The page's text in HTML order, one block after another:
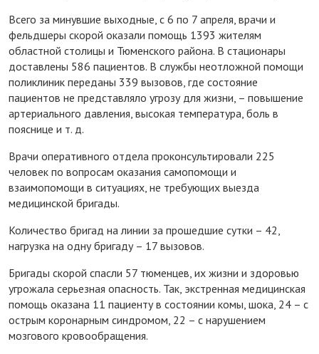
Всего за минувшие выходные, с 6 по 7 апреля, врачи и
фельдшеры скорой оказали помощь 1393 жителям
областной столицы и Тюменского района. В стационары
доставлены 586 пациентов. В службы неотложной помощи
поликлиник переданы 339 вызовов, где состояние
пациентов не представляло угрозу для жизни, – повышение
артериального давления, высокая температура, боль в
пояснице и т. д.
Врачи оперативного отдела проконсультировали 225
человек по вопросам оказания самопомощи и
взаимопомощи в ситуациях, не требующих выезда
медицинской бригады.
Количество бригад на линии за прошедшие сутки – 42,
нагрузка на одну бригаду – 17 вызовов.
Бригады скорой спасли 57 тюменцев, их жизни и здоровью
угрожала серьезная опасность. Так, экстренная медицинская
помощь оказана 11 пациенту в состоянии комы, шока, 24 – с
острым коронарным синдромом, 22 – с нарушением
мозгового кровообращения.